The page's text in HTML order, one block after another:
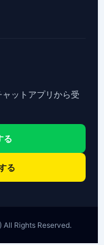
ットアプリから受
る
る
Rights Reserved.